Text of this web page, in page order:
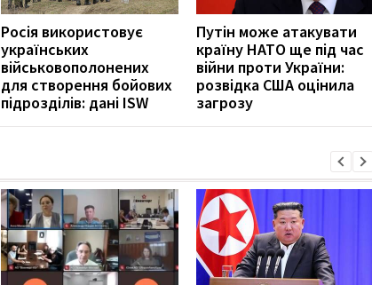
Росія використовує
українських
військовополонених
для створення бойових
підрозділів: дані ISW
Путін може атакувати
країну НАТО ще під час
війни проти України:
розвідка США оцінила
загрозу